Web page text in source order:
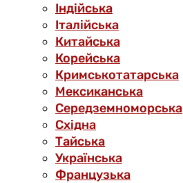
Індійська
Італійська
Китайська
Корейська
Кримськотатарська
Мексиканська
Середземноморська
Східна
Тайська
Українська
Французька